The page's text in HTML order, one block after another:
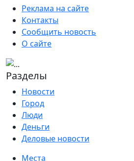
Реклама на сайте
Контакты
Сообщить новость
О сайте
Разделы
Новости
Город
Люди
Деньги
Деловые новости
Места